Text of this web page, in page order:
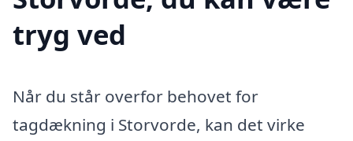
tryg ved
Når du står overfor behovet for
tagdækning i Storvorde, kan det virke